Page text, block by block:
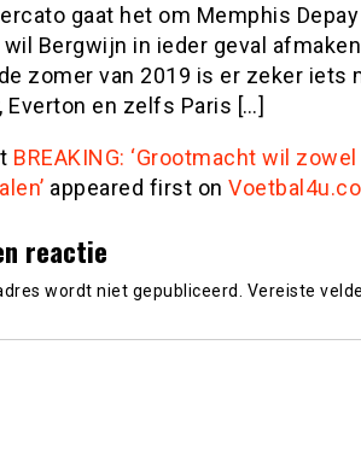
gaat het om Memphis
Bergwijn in ieder geval
zomer van 2019 is er zeker iets
Everton en zelfs Paris […]
BREAKING: ‘Grootmacht wil
appeared first on
reactie
wordt niet gepubliceerd. Vereiste